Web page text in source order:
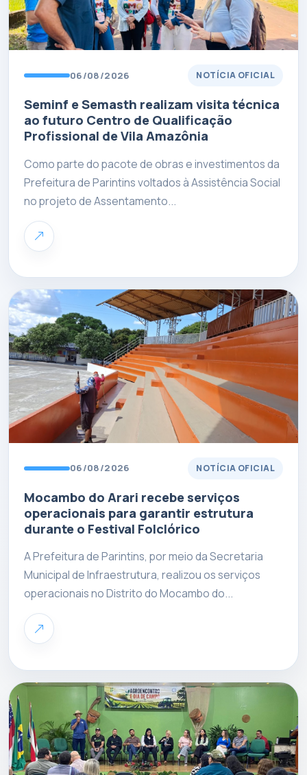
06/08/2026 NOTÍCIA OFICIAL
Seminf e Semasth realizam visita técnica
ao futuro Centro de Qualificação
Profissional de Vila Amazônia
Como parte do pacote de obras e investimentos da
Prefeitura de Parintins voltados à Assistência Social
no projeto de Assentamento...
06/08/2026 NOTÍCIA OFICIAL
Mocambo do Arari recebe serviços
operacionais para garantir estrutura
durante o Festival Folclórico
A Prefeitura de Parintins, por meio da Secretaria
Municipal de Infraestrutura, realizou os serviços
operacionais no Distrito do Mocambo do...